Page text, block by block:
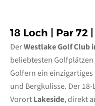
18 Loch | Par 72
DerWestlake Golf Club
beliebtesten
Golfern ein
und Bergkulisse. Der
VorortLakeside, direkt